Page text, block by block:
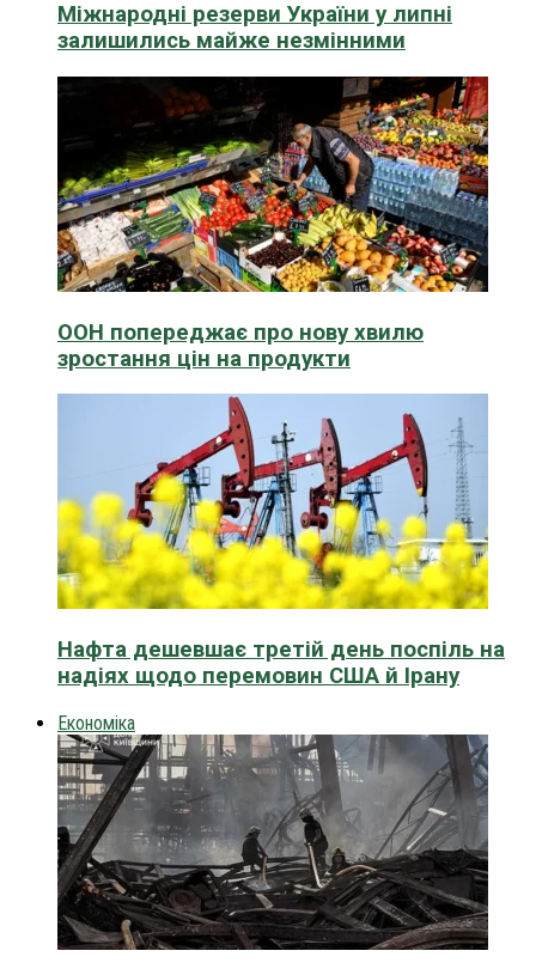
Міжнародні резерви України у липні
залишились майже незмінними
ООН попереджає про нову хвилю
зростання цін на продукти
Нафта дешевшає третій день поспіль на
надіях щодо перемовин США й Ірану
Економіка